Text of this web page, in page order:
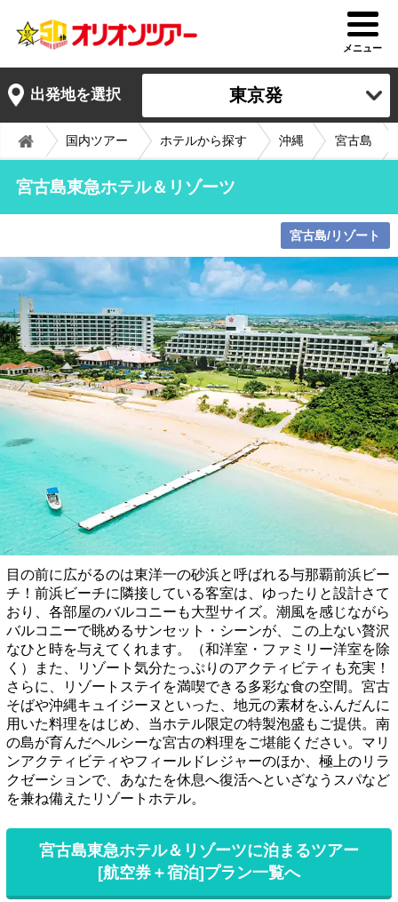
メニュー
出発地を選択 東京発
国内ツアー ホテルから探す 沖縄 宮古島
宮古島東急ホテル＆リゾーツ
宮古島/リゾート
目の前に広がるのは東洋一の砂浜と呼ばれる与那覇前浜ビー
チ！前浜ビーチに隣接している客室は、ゆったりと設計さて
おり、各部屋のバルコニーも大型サイズ。潮風を感じながら
バルコニーで眺めるサンセット・シーンが、この上ない贅沢
なひと時を与えてくれます。（和洋室・ファミリー洋室を除
く）また、リゾート気分たっぷりのアクティビティも充実！
さらに、リゾートステイを満喫できる多彩な食の空間。宮古
そばや沖縄キュイジーヌといった、地元の素材をふんだんに
用いた料理をはじめ、当ホテル限定の特製泡盛もご提供。南
の島が育んだヘルシーな宮古の料理をご堪能ください。マリ
ンアクティビティやフィールドレジャーのほか、極上のリラ
クゼーションで、あなたを休息へ復活へといざなうスパなど
を兼ね備えたリゾートホテル。
宮古島東急ホテル＆リゾーツに泊まるツアー
[航空券＋宿泊]プラン一覧へ